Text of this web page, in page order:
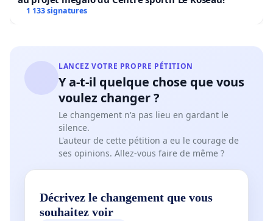
1 133 signatures
LANCEZ VOTRE PROPRE PÉTITION
Y a-t-il quelque chose que vous
voulez changer ?
Le changement n'a pas lieu en gardant le
silence.
L'auteur de cette pétition a eu le courage de
ses opinions. Allez-vous faire de même ?
Décrivez le changement que vous
souhaitez voir